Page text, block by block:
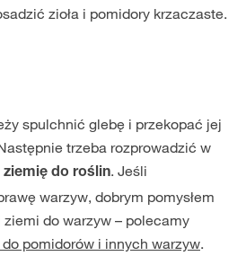
zioła i pomidory krzaczaste.
spulchnić glebę i przekopać jej
trzeba rozprowadzić w
do roślin. Jeśli
warzyw, dobrym pomysłem
do warzyw – polecamy
do pomidorów i innych warzyw.